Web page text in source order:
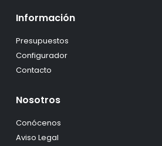
Información
Presupuestos
Configurador
Contacto
Nosotros
Conócenos
Aviso Legal